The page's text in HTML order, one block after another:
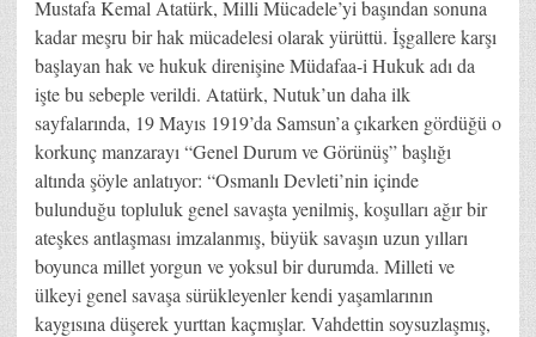
Mustafa Kemal Atatürk, Milli Mücadele’yi başından sonuna
kadar meşru bir hak mücadelesi olarak yürüttü. İşgallere karşı
başlayan hak ve hukuk direnişine Müdafaa-i Hukuk adı da
işte bu sebeple verildi. Atatürk, Nutuk’un daha ilk
sayfalarında, 19 Mayıs 1919’da Samsun’a çıkarken gördüğü o
korkunç manzarayı “Genel Durum ve Görünüş” başlığı
altında şöyle anlatıyor: “Osmanlı Devleti’nin içinde
bulunduğu topluluk genel savaşta yenilmiş, koşulları ağır bir
ateşkes antlaşması imzalanmış, büyük savaşın uzun yılları
boyunca millet yorgun ve yoksul bir durumda. Milleti ve
ülkeyi genel savaşa sürükleyenler kendi yaşamlarının
kaygısına düşerek yurttan kaçmışlar. Vahdettin soysuzlaşmış,